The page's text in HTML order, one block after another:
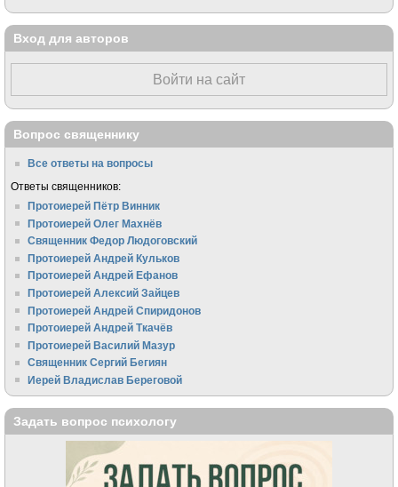
Вход для авторов
Войти на сайт
Вопрос священнику
Все ответы на вопросы
Ответы священников:
Протоиерей Пётр Винник
Протоиерей Олег Махнёв
Священник Федор Людоговский
Протоиерей Андрей Кульков
Протоиерей Андрей Ефанов
Протоиерей Алексий Зайцев
Протоиерей Андрей Спиридонов
Протоиерей Андрей Ткачёв
Протоиерей Василий Мазур
Священник Сергий Бегиян
Иерей Владислав Береговой
Задать вопрос психологу